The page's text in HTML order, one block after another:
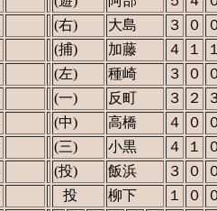
(右) 大島 ３ ０
(捕) 加藤 ４ １
１
(左) 種崎 ３ ０
(一) 反町 ３ ２
３
(中) 高橋 ４ ０
(三) 小黒 ４ １
(投) 飯浜 ３ ０
投 柳下 １ ０